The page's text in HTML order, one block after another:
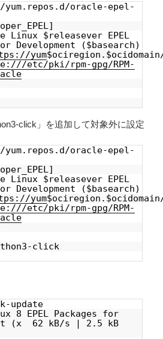
oracle-epel-
Linux $releasever EPEL
Development ($basearch)
yum
etc/pki/rpm-gpg/RPM-
click」を追加して対象外に設定
oracle-epel-
Linux $releasever EPEL
Development ($basearch)
yum
etc/pki/rpm-gpg/RPM-
click
update
8 EPEL Packages for
(x 62 kB/s | 2.5 kB